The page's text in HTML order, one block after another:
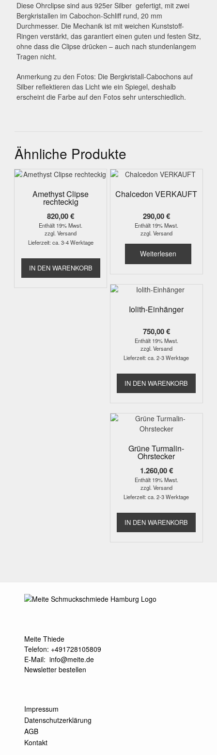
Diese Ohrclipse sind aus 925er Silber gefertigt, mit zwei
Bergkristallen im Cabochon-Schliff rund, 20 mm
Durchmesser. Die Mechanik ist mit weichen Kunststoff-
Ringen verstärkt, das garantiert einen guten und festen Sitz,
ohne dass die Clipse drücken – auch nach stundenlangem
Tragen nicht.
Anmerkung zu den Fotos: Die Bergkristall-Cabochons auf
Silber reflektieren das Licht wie ein Spiegel, deshalb
erscheint die Farbe auf den Fotos sehr unterschiedlich.
Ähnliche Produkte
Amethyst Clipse
rechteckig
820,00€
Enthält 19% Mwst.
zzgl.Versand
Lieferzeit: ca. 3-4 Werktage
IN DEN WARENKORB
Chalcedon VERKAUFT
290,00€
Enthält 19% Mwst.
zzgl. Versand
Weiterlesen
Iolith-Einhänger
750,00€
Enthält 19% Mwst.
zzgl. Versand
Lieferzeit: ca. 2-3 Werktage
IN DEN WARENKORB
Grüne Turmalin-
Ohrstecker
1.260,00€
Enthält 19% Mwst.
zzgl. Versand
Lieferzeit: ca. 2-3 Werktage
IN DEN WARENKORB
Meite Thiede
Telefon: +491728105809
E-Mail: info@meite.de
Newsletter bestellen
Impressum
Datenschutzerklärung
AGB
Kontakt